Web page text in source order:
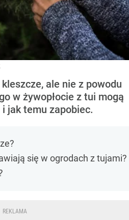
ale nie z powodu
w żywopłocie z tui mogą
jak temu zapobiec.
się w ogrodach z tujami?